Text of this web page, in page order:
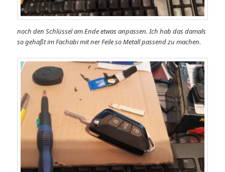
noch den Schlüssel am Ende etwas anpassen. Ich hab das damals
so gehaßt im Fachabi mit ner Feile so Metall passend zu machen.